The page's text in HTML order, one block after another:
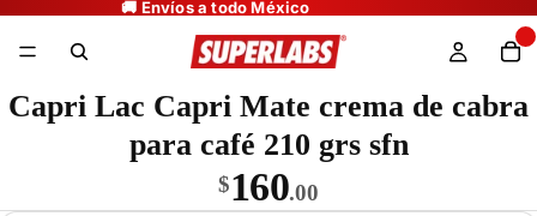
Capri Lac Capri Mate crema de cabra
para café 210 grs sfn
$160.00